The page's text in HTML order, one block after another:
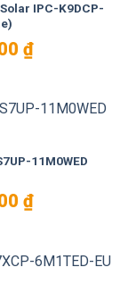
IPC-K9DCP-
₫Giá
hiện
1.249.000 ₫.
11M0WED
₫Giá
hiện
1.680.000 ₫.